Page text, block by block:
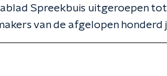
Spreekbuis uitgeroepen tot
van de afgelopen honderd